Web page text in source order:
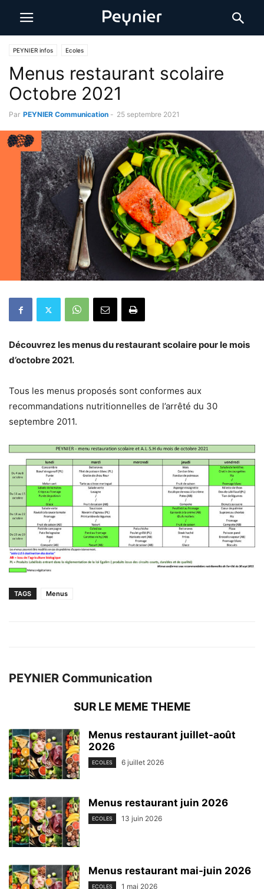
PEYNIER infos Ecoles
Menus restaurant scolaire
Octobre 2021
Par PEYNIER Communication - 25 septembre 2021
Découvrez les menus du restaurant scolaire pour le mois
d’octobre 2021.
Tous les menus proposés sont conformes aux
recommandations nutritionnelles de l’arrêté du 30
septembre 2011.
TAGS Menus
PEYNIER Communication
SUR LE MEME THEME
Menus restaurant juillet-août
2026
ECOLES 6 juillet 2026
Menus restaurant juin 2026
ECOLES 13 juin 2026
Menus restaurant mai-juin 2026
ECOLES 1 mai 2026